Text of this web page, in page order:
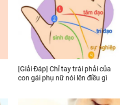
[Giải Đáp] Chỉ tay trái phải của
con gái phụ nữ nói lên điều gì